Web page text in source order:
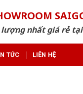
nhất giá rẻ tại
TỨC LIÊN HỆ